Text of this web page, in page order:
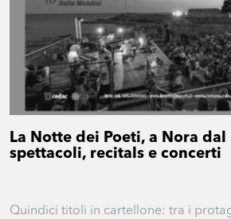
La Notte dei Poeti, a Nora
spettacoli, recitals e concerti
Quindici titoli in cartellone: tra i